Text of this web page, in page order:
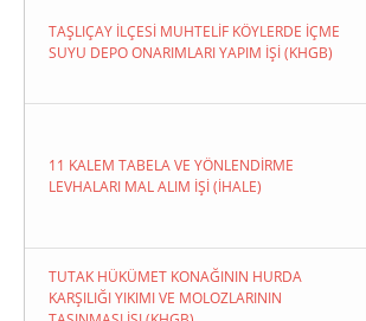
TAŞLIÇAY İLÇESİ MUHTELİF KÖYLERDE İÇME
SUYU DEPO ONARIMLARI YAPIM İŞİ (KHGB)
11 KALEM TABELA VE YÖNLENDİRME
LEVHALARI MAL ALIM İŞİ (İHALE)
TUTAK HÜKÜMET KONAĞININ HURDA
KARŞILIĞI YIKIMI VE MOLOZLARININ